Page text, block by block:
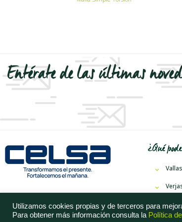
Entérate de las últimas
¿Qué
Utilizamos cookies propias y de terceros para
Para obtener más información consulta la Política